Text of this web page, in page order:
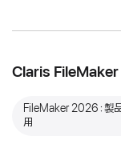
Claris
FileMaker 2026：製
用